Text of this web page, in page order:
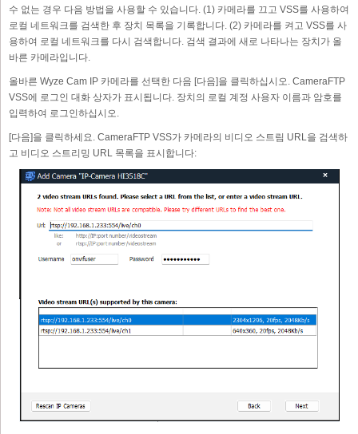
수 없는 경우 다음 방법을 사용할 수 있습니다. (1) 카메라를 끄고 VSS를 사용하여
로컬 네트워크를 검색한 후 장치 목록을 기록합니다. (2) 카메라를 켜고 VSS를 사
용하여 로컬 네트워크를 다시 검색합니다. 검색 결과에 새로 나타나는 장치가 올
바른 카메라입니다.
올바른 Wyze Cam IP 카메라를 선택한 다음 [다음]을 클릭하십시오. CameraFTP
VSS에 로그인 대화 상자가 표시됩니다. 장치의 로컬 계정 사용자 이름과 암호를
입력하여 로그인하십시오.
[다음]을 클릭하세요. CameraFTP VSS가 카메라의 비디오 스트림 URL을 검색하
고 비디오 스트리밍 URL 목록을 표시합니다: